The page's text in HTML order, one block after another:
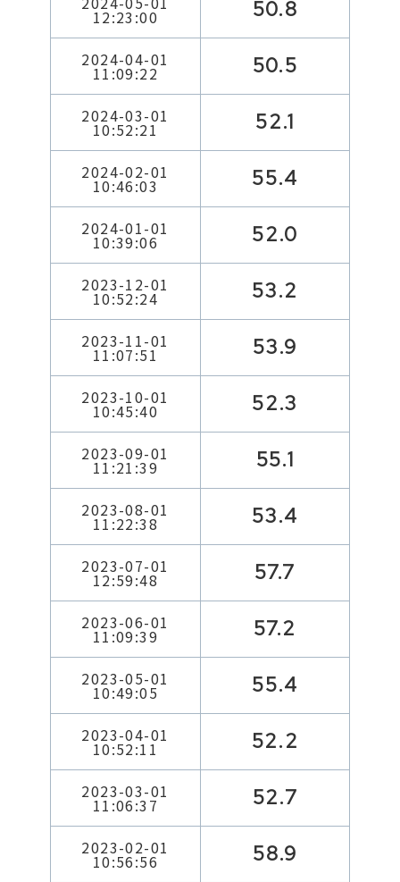
12:23:00 50.8
2024-04-01
11:09:22 50.5
2024-03-01
10:52:21 52.1
2024-02-01
10:46:03 55.4
2024-01-01
10:39:06 52.0
2023-12-01
10:52:24 53.2
2023-11-01
11:07:51 53.9
2023-10-01
10:45:40 52.3
2023-09-01
11:21:39 55.1
2023-08-01
11:22:38 53.4
2023-07-01
12:59:48 57.7
2023-06-01
11:09:39 57.2
2023-05-01
10:49:05 55.4
2023-04-01
10:52:11 52.2
2023-03-01
11:06:37 52.7
2023-02-01
10:56:56 58.9